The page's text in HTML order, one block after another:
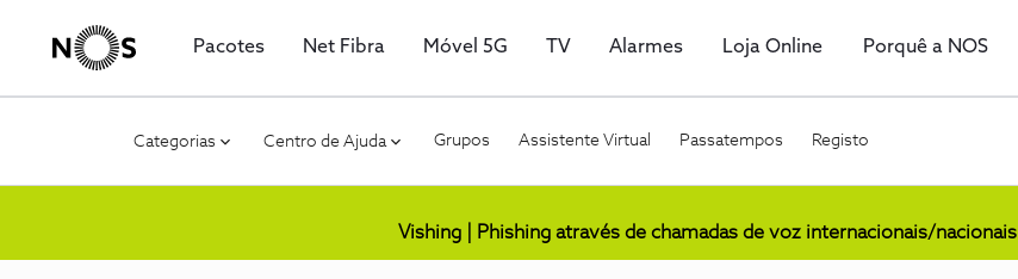
Pacotes Net Fibra Móvel 5G TV Alarmes Loja Online Porquê a NOS
Categorias Centro de Ajuda Grupos Assistente Virtual Passatempos Registo
Vishing | Phishing através de chamadas de voz internacionais/nacionais